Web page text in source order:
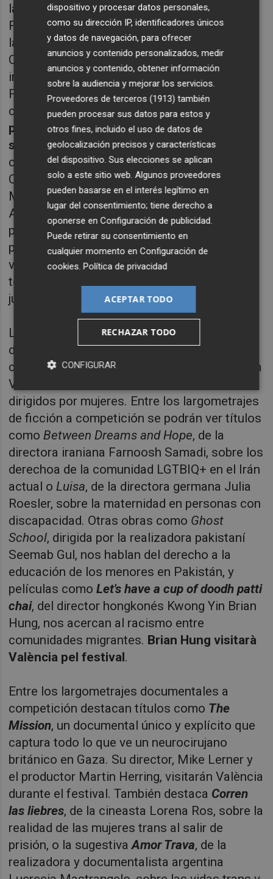
las categorías de Mejor Cortometraje de
Ficción y Mejor Cortometraje Documental, de
la Academia de las Artes y las Ciencias
Cinematográficas de España. Ante el
incremento de las inscripciones, el Humans
Fest ha hecho una apuesta por el
cortometraje yha ampliado selección y
proyección hasta los 36 cortometrajes que
se verán este año. Estos trabajos
competirán por el premio al Mejor
Cortometraje documental internacional y
Mejor Cortometraje de ficción internacional.
Además, los cortos valencianos competirán
por el Premio a Mejor Corto valenciano y el
premio EDAV al Mejor Guion de cortometraje
valenciano. Serán proyecciones gratuitas y
tendrán lugar en la Sala SGAE del 1 al 4 de
junio.
Los diez largos a competición son estrenos:
dos internacionales, cuatro nacionales y
cuatropelículas que no se han visto nunca en
València. Además, seis de los diez son
dirigidos por mujeres. Entre los largometrajes
de ficción a competición se podrán ver títulos
comoBetween Dreams and Hope, de la
directora iraniana Farnoosh Samadi, sobre los
derechoa de la comunidad LGTBIQ+ en el Irán
actual oLuisa, de la directora germana Julia
Roesler, sobre la maternidad en personas con
discapacidad. Otras obras como Ghost
School, dirigida por la realizadora pakistaní
Seemab Gul, nos hablan del derecho a la
educación de los menores en Pakistán, y
películas comoLet's have a cup of doodh patti
chai, del director hongkonés Kwong Yin Brian
Hung, nos acercan al racismo entre
comunidades migrantes. Brian Hung visitarà
València pel festival.
Entre los largometrajes documentales a
competición destacan títulos como The
Mission, un documental único y explícito que
captura todo lo que ve un neurocirujano
británico en Gaza. Su director, Mike Lerner y
el productor Martin Herring, visitarán València
durante el festival. También destaca Corren
las liebres, de la cineasta Lorena Ros, sobre la
realidad de las mujeres trans al salir de
prisión, o la sugestivaAmor Trava, de la
realizadora y documentalista argentina
dispositivo y procesar datos personales,
como su dirección IP, identificadores únicos
y datos de navegación, para ofrecer
anuncios y contenido personalizados, medir
anuncios y contenido, obtener información
sobre la audiencia y mejorar los servicios.
Proveedores de terceros (1913) también
pueden procesar sus datos para estos y
otros fines, incluido el uso de datos de
geolocalización precisos y características
del dispositivo. Sus elecciones se aplican
solo a este sitio web. Algunos proveedores
pueden basarse en el interés legítimo en
lugar del consentimiento; tiene derecho a
oponerse enConfiguración de publicidad
Puede retirar su consentimiento en
cualquier momento enConfiguración de
cookies .Política de privacidad
ACEPTAR TODO
RECHAZAR TODO
CONFIGURAR